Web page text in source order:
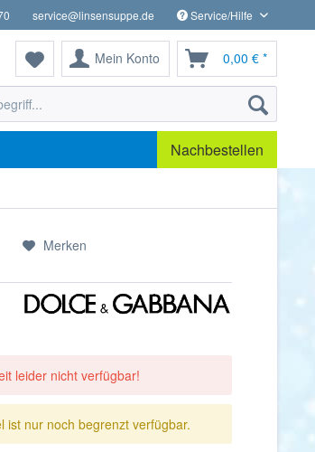
service@linsensuppe.de Service/Hilfe
Mein Konto 0,00 € *
Nachbestellen
Merken
leider nicht verfügbar!
ist nur noch begrenzt verfügbar.